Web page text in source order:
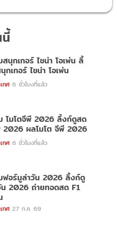
นุกเกอร์ ไชน่า โอเพ่น ลิ้
เกอร์ ไชน่า โอเพ่น
ทศ 6 ชั่วโมงที่แล้ว
โมโตจีพี 2026 ลิ้งก์ดูสด
2026 ผลโมโต จีพี 2026
ทศ 6 ชั่วโมงที่แล้ว
ฟอร์มูล่าวัน 2026 ลิ้งก์ดู
2026 ถ่ายทอดสด F1
ทศ 27 ก.ค. 69